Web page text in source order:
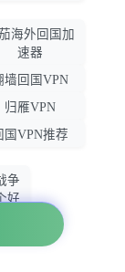
海外回国加
速器
墙回国VPN
归雁VPN
国VPN推荐
争
好